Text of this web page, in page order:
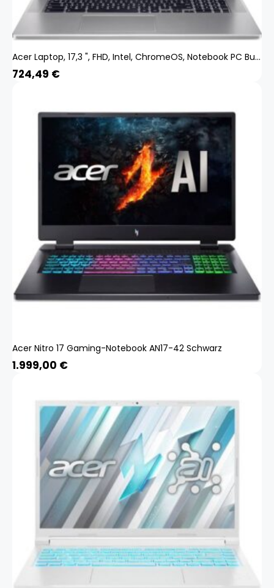
Acer Laptop, 17,3 ", FHD, Intel, ChromeOS, Notebook PC Business Chromebook (43,90 cm/17.3 Zoll, Intel Pentium N6000, Intel Pentium, 128 GB SSD
724,49 €
Acer Nitro 17 Gaming-Notebook AN17-42 Schwarz
1.999,00 €